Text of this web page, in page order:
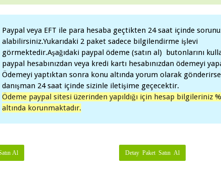
Paypal veya EFT ile para hesaba geçtikten 24 saat içinde
alabilirsiniz.Yukarıdaki 2 paket sadece bilgilendirme işlevi
görmektedir.Aşağıdaki paypal ödeme (satın al) butonlarını
paypal hesabınızdan veya kredi kartı hesabınızdan ödemeyi
Ödemeyi yaptıktan sonra konu altında yorum olarak
danışman 24 saat içinde sizinle iletişime geçecektir.
Ödeme paypal sitesi üzerinden yapıldığı için hesap bilgileriniz
altında korunmaktadır.